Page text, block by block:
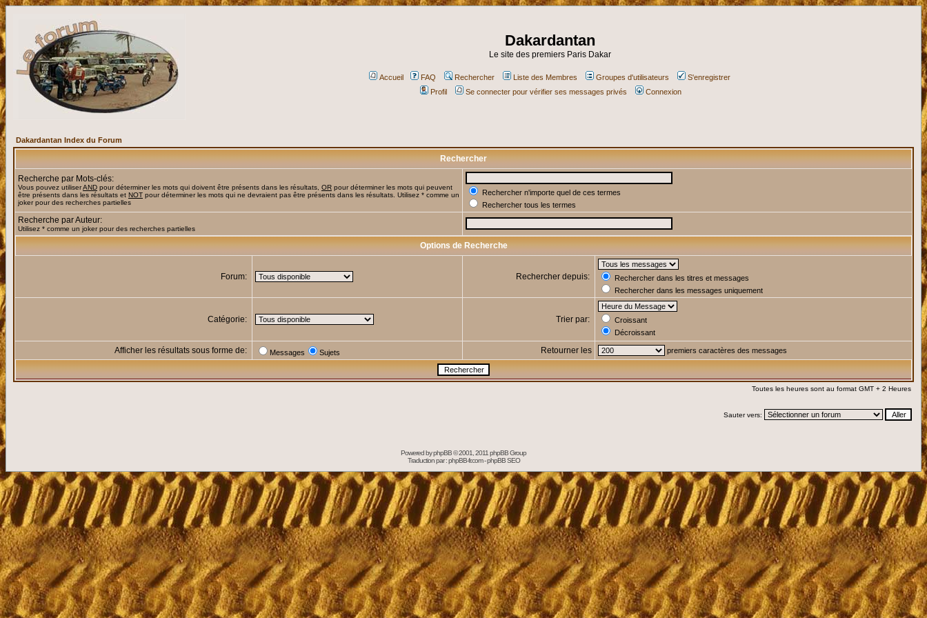
Dakardantan
Le site des premiers Paris Dakar
Accueil FAQ Rechercher Liste des Membres Groupes d'utilisateurs
S'enregistrer
Profil
Se connecter pour vérifier ses messages privés Connexion
Dakardantan Index du Forum
Rechercher
Recherche par Mots-clés:
Vous pouvez utiliserAND pour déterminer les mots qui doivent être présents dans les résultats, OR pour déterminer les mots qui peuvent
être présents dans les résultats et NOT pour déterminer les mots qui ne devraient pas être présents dans les résultats. Utilisez * comme un
joker pour des recherches partielles
Rechercher n'importe quel de ces termes
Rechercher tous les termes
Recherche par Auteur:
Utilisez * comme un joker pour des recherches partielles
Options de Recherche
Forum: Rechercher depuis:
Rechercher dans les titres et messages
Rechercher dans les messages uniquement
Catégorie: Trier par:
Croissant
Décroissant
Afficher les résultats sous forme de: Messages Sujets Retourner les premiers caractères des messages
Toutes les heures sont au format GMT + 2 Heures
Sauter vers:
Powered byphpBB© 2001, 2011 phpBB Group
Traduction par :phpBB-fr.com-phpBB SEO